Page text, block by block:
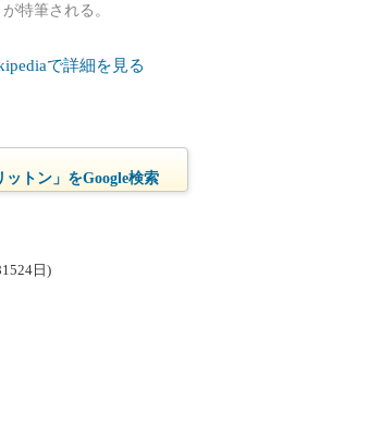
特筆される。
で詳細を見る
ットン」をGoogle検索
日)